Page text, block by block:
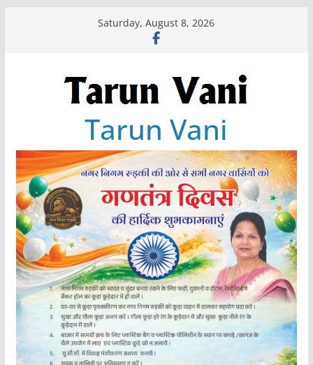
Saturday, August 8, 2026
Tarun Vani